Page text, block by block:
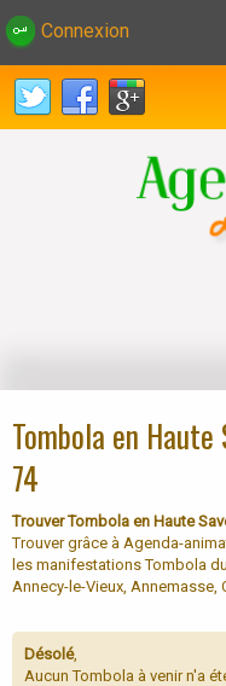
Connexion
Tombola en Haute
74
Trouver Tombola en Haute
Trouver grâce à Agenda-
les manifestations Tombola
Annecy-le-Vieux,
Désolé,
Aucun Tombola à venir n'a